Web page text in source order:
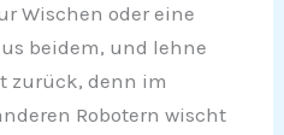
Wischen oder eine
beidem, und lehne
zurück, denn im
Robotern wischt